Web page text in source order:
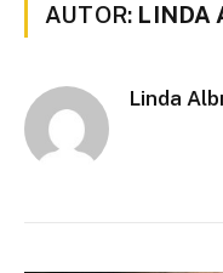
AUTOR: LINDA
Linda